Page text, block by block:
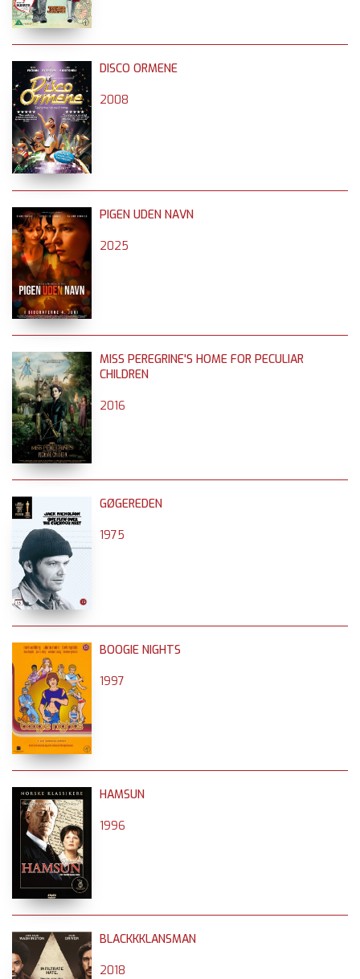
DISCO ORMENE
2008
PIGEN UDEN NAVN
2025
MISS PEREGRINE'S HOME FOR PECULIAR
CHILDREN
2016
GØGEREDEN
1975
BOOGIE NIGHTS
1997
HAMSUN
1996
BLACKKKLANSMAN
2018